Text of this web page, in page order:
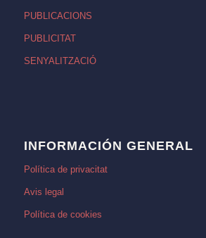
PUBLICACIONS
PUBLICITAT
SENYALITZACIÓ
INFORMACIÓN GENERAL
Política de privacitat
Avis legal
Política de cookies